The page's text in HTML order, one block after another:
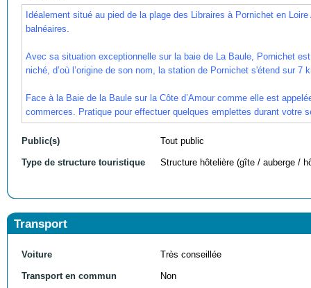
Idéalement situé au pied de la plage des Libraires à Pornichet en
balnéaires.
Avec sa situation exceptionnelle sur la baie de La Baule, Pornichet
niché, d’où l’origine de son nom, la station de Pornichet s'étend sur
Face à la Baie de la Baule sur la Côte d’Amour comme elle est
commerces. Pratique pour effectuer quelques emplettes durant votre
Public(s) Tout public
Type de structure touristique Structure hôtelière (gîte / auberge /
Transport
Voiture Très conseillée
Transport en commun Non